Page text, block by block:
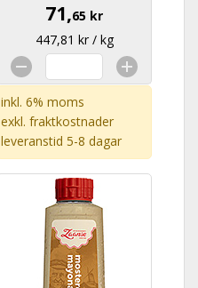
71,65 kr
447,81 kr / kg
inkl. 6% moms
exkl. fraktkostnader
leveranstid 5-8 dagar